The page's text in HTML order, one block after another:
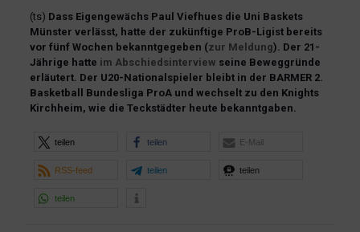
(ts) Dass Eigengewächs Paul Viefhues die Uni Baskets
Münster verlässt, hatte der zukünftige ProB-Ligist bereits
vor fünf Wochen bekanntgegeben (zur Meldung). Der 21-
Jährige hatte im Abschiedsinterview seine Beweggründe
erläutert. Der U20-Nationalspieler bleibt in der BARMER 2.
Basketball Bundesliga ProA und wechselt zu den Knights
Kirchheim, wie die Teckstädter heute bekanntgaben.
teilen teilen E-Mail
RSS-feed teilen teilen
teilen